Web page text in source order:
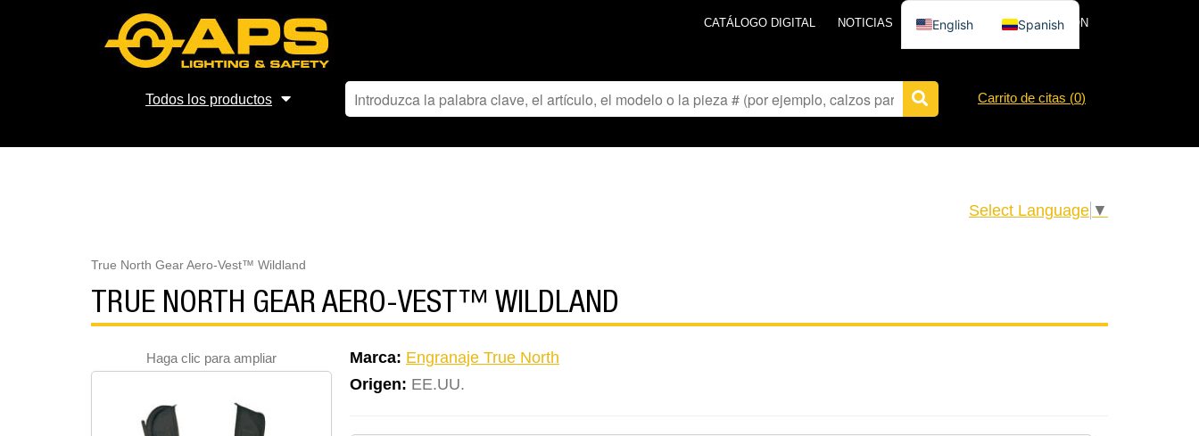
CATÁLOGO DIGITAL NOTICIAS PÓNGASE EN CONTACTO CON
Todos los productos Carrito de citas (0)
Select Language ▼
True North Gear Aero-Vest™ Wildland
TRUE NORTH GEAR AERO-VEST™ WILDLAND
Haga clic para ampliar Marca: Engranaje True North
Origen: EE.UU.
English Spanish